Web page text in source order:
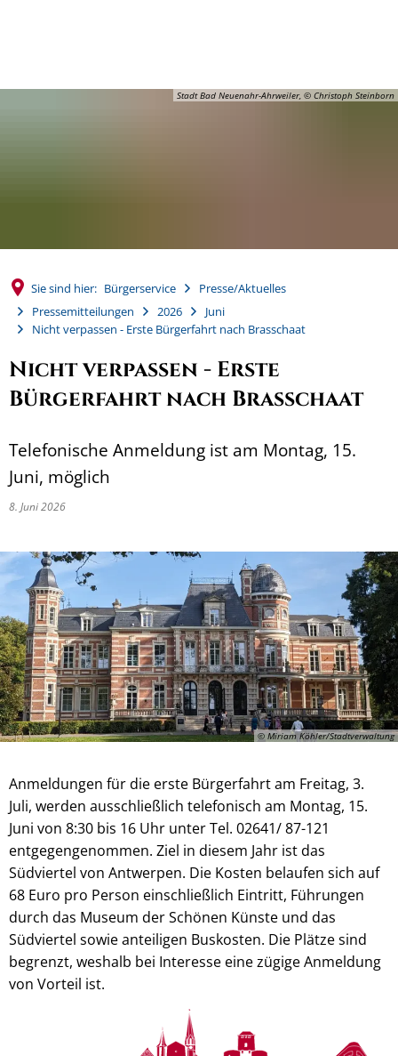
Stadt Bad Neuenahr-Ahrweiler, © Christoph Steinborn
Sie sind hier: Bürgerservice
Presse/Aktuelles
Pressemitteilungen
2026
Juni
Nicht verpassen - Erste Bürgerfahrt nach Brasschaat
Nicht verpassen - Erste
Bürgerfahrt nach Brasschaat
Telefonische Anmeldung ist am Montag, 15.
Juni, möglich
8. Juni 2026
© Miriam Köhler/Stadtverwaltung
Anmeldungen für die erste Bürgerfahrt am Freitag, 3.
Juli, werden ausschließlich telefonisch am Montag, 15.
Juni von 8:30 bis 16 Uhr unter Tel. 02641/ 87-121
entgegengenommen. Ziel in diesem Jahr ist das
Südviertel von Antwerpen. Die Kosten belaufen sich auf
68 Euro pro Person einschließlich Eintritt, Führungen
durch das Museum der Schönen Künste und das
Südviertel sowie anteiligen Buskosten. Die Plätze sind
begrenzt, weshalb bei Interesse eine zügige Anmeldung
von Vorteil ist.